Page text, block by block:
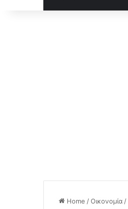
Home /Οικονομία /